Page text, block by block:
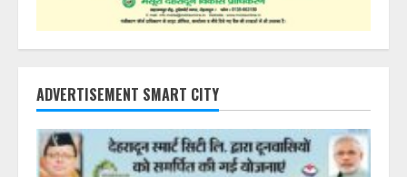
ADVERTISEMENT SMART CITY